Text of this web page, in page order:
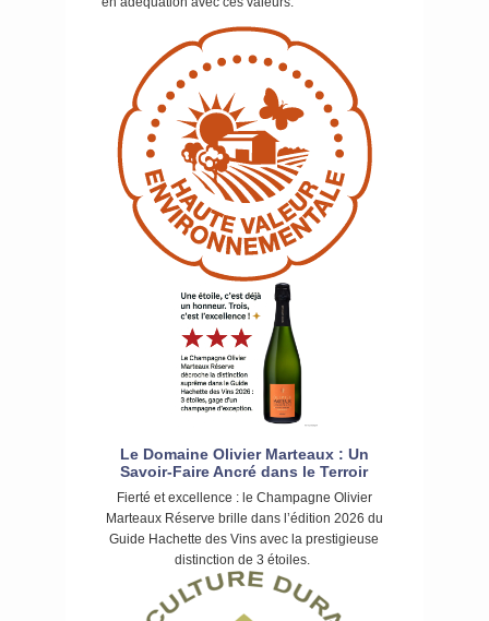
Le Domaine Olivier Marteaux : Un
Savoir-Faire Ancré dans le Terroir
Fierté et excellence : le Champagne Olivier
Marteaux Réserve brille dans l’édition 2026 du
Guide Hachette des Vins avec la prestigieuse
distinction de 3 étoiles.